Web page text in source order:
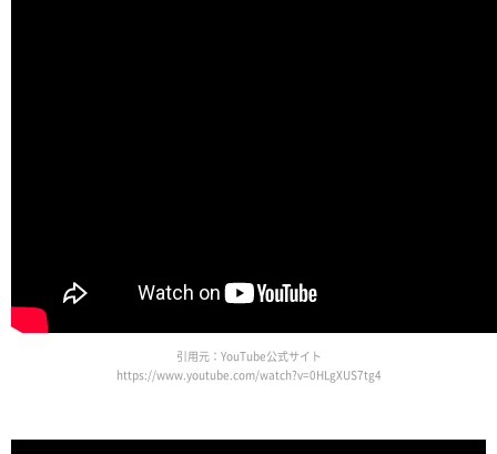
引用元：YouTube公式サイト
https://www.youtube.com/watch?v=0HLgXUS7tg4